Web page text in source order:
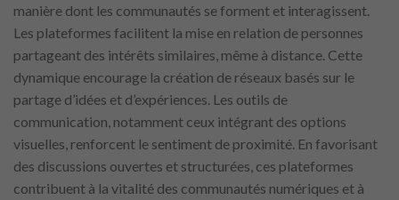
manière dont les communautés se forment et interagissent.
Les plateformes facilitent la mise en relation de personnes
partageant des intérêts similaires, même à distance. Cette
dynamique encourage la création de réseaux basés sur le
partage d’idées et d’expériences. Les outils de
communication, notamment ceux intégrant des options
visuelles, renforcent le sentiment de proximité. En favorisant
des discussions ouvertes et structurées, ces plateformes
contribuent à la vitalité des communautés numériques et à